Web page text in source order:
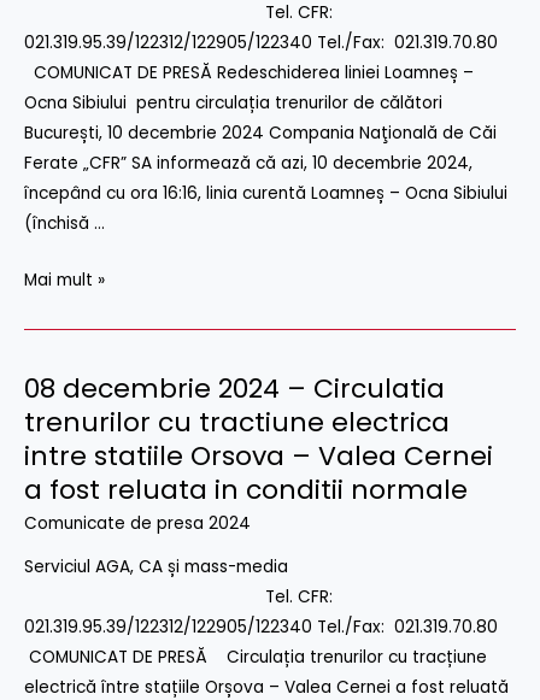
Tel. CFR:
021.319.95.39/122312/122905/122340 Tel./Fax: 021.319.70.80
COMUNICAT DE PRESĂ Redeschiderea liniei Loamneș –
Ocna Sibiului pentru circulația trenurilor de călători
București, 10 decembrie 2024 Compania Naţională de Căi
Ferate „CFR” SA informează că azi, 10 decembrie 2024,
începând cu ora 16:16, linia curentă Loamneș – Ocna Sibiului
(închisă …
Ocna
Sibiului
pentru
circulatia
trenurilor
de
calatori
Mai mult »
08 decembrie 2024 – Circulatia
trenurilor cu tractiune electrica
intre statiile Orsova – Valea Cernei
a fost reluata in conditii normale
Comunicate de presa 2024
Serviciul AGA, CA și mass-media
Tel. CFR:
021.319.95.39/122312/122905/122340 Tel./Fax: 021.319.70.80
COMUNICAT DE PRESĂ Circulația trenurilor cu tracțiune
electrică între stațiile Orșova – Valea Cernei a fost reluată
08
decembrie
2024
Circulatia
trenurilor
cu
electrica
intre
statiile